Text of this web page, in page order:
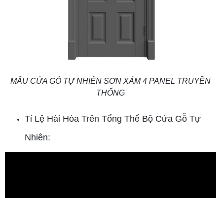
MẪU CỬA GỖ TỰ NHIÊN SƠN XÁM 4 PANEL TRUYỀN
THỐNG
Tỉ Lệ Hài Hòa Trên Tổng Thể Bộ Cửa Gỗ Tự
Nhiên: